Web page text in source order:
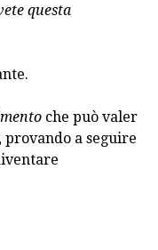
questa
che può valer
a seguire